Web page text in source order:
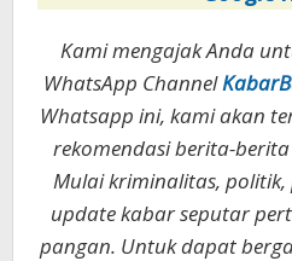
Kami mengajak Anda
WhatsApp Channel
Whatsapp ini, kami akan
rekomendasi berita-
Mulai kriminalitas,
update kabar seputar
pangan. Untuk dapat